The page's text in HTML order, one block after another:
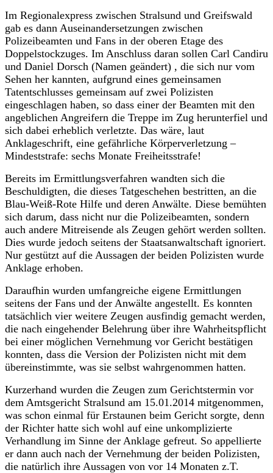
Im Regionalexpress zwischen Stralsund und Greifswald
gab es dann Auseinandersetzungen zwischen
Polizeibeamten und Fans in der oberen Etage des
Doppelstockzuges. Im Anschluss daran sollen Carl Candiru
und Daniel Dorsch (Namen geändert) , die sich nur vom
Sehen her kannten, aufgrund eines gemeinsamen
Tatentschlusses gemeinsam auf zwei Polizisten
eingeschlagen haben, so dass einer der Beamten mit den
angeblichen Angreifern die Treppe im Zug herunterfiel und
sich dabei erheblich verletzte. Das wäre, laut
Anklageschrift, eine gefährliche Körperverletzung –
Mindeststrafe: sechs Monate Freiheitsstrafe!
Bereits im Ermittlungsverfahren wandten sich die
Beschuldigten, die dieses Tatgeschehen bestritten, an die
Blau-Weiß-Rote Hilfe und deren Anwälte. Diese bemühten
sich darum, dass nicht nur die Polizeibeamten, sondern
auch andere Mitreisende als Zeugen gehört werden sollten.
Dies wurde jedoch seitens der Staatsanwaltschaft ignoriert.
Nur gestützt auf die Aussagen der beiden Polizisten wurde
Anklage erhoben.
Daraufhin wurden umfangreiche eigene Ermittlungen
seitens der Fans und der Anwälte angestellt. Es konnten
tatsächlich vier weitere Zeugen ausfindig gemacht werden,
die nach eingehender Belehrung über ihre Wahrheitspflicht
bei einer möglichen Vernehmung vor Gericht bestätigen
konnten, dass die Version der Polizisten nicht mit dem
übereinstimmte, was sie selbst wahrgenommen hatten.
Kurzerhand wurden die Zeugen zum Gerichtstermin vor
dem Amtsgericht Stralsund am 15.01.2014 mitgenommen,
was schon einmal für Erstaunen beim Gericht sorgte, denn
der Richter hatte sich wohl auf eine unkomplizierte
Verhandlung im Sinne der Anklage gefreut. So appellierte
er dann auch nach der Vernehmung der beiden Polizisten,
die natürlich ihre Aussagen von vor 14 Monaten z.T.